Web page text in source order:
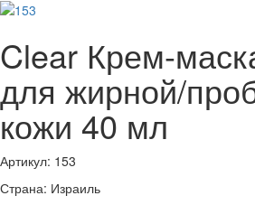
Clear Крем-
для жирной/
кожи 40 мл
Артикул: 153
Страна: Израиль